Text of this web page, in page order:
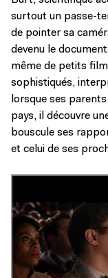
surtout un passe-
de pointer sa
devenu le
même de petits
sophistiqués,
lorsque ses
pays, il découvre
bouscule ses
et celui de ses